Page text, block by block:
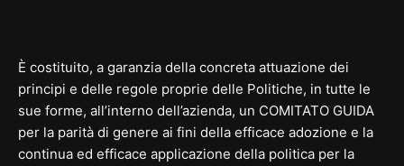
È costituito, a garanzia della concreta attuazione dei
principi e delle regole proprie delle Politiche, in tutte le
sue forme, all’interno dell’azienda, un COMITATO GUIDA
per la parità di genere ai fini della efficace adozione e la
continua ed efficace applicazione della politica per la